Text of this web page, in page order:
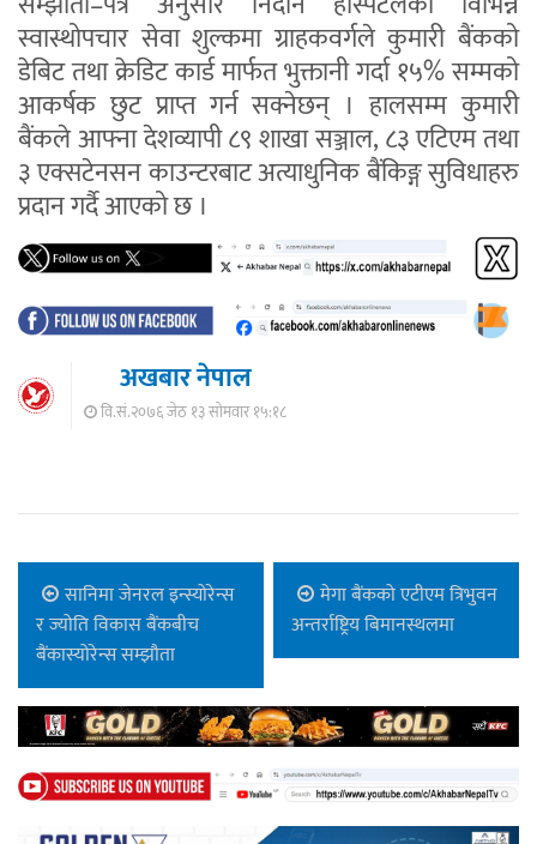
स्वास्थोपचार सेवा शुल्कमा ग्राहकवर्गले कुमारी बैंकको
डेबिट तथा क्रेडिट कार्ड मार्फत भुक्तानी गर्दा १५% सम्मको
आकर्षक छुट प्राप्त गर्न सक्नेछन् । हालसम्म कुमारी
बैंकले आफ्ना देशव्यापी ८९ शाखा सञ्जाल, ८३ एटिएम तथा
३ एक्सटेनसन काउन्टरबाट अत्याधुनिक बैंकिङ्ग सुविधाहरु
प्रदान गर्दै आएको छ ।
अखबार नेपाल
वि.सं.२०७६ जेठ १३ सोमवार १५:१८
सानिमा जेनरल इन्स्योरेन्स
र ज्योति विकास बैंकबीच
बैंकास्योरेन्स सम्झौता
मेगा बैंकको एटीएम त्रिभुवन
अन्तर्राष्ट्रिय बिमानस्थलमा